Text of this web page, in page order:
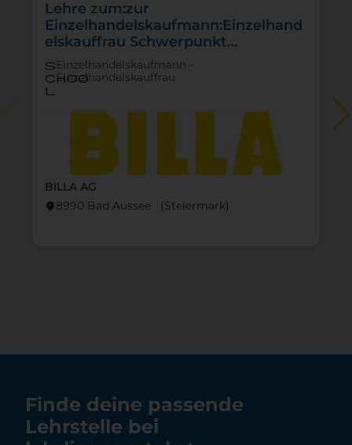
BILLA AG
location_on8990 Bad Aussee (Steier­mark)
Lehre zum:zur
Einzelhandelskaufmann:Einzelhand
elskauffrau Schwerpunkt
Feinkostfachverkauf
s
choo
l
Einzelhandelskaufmann -
Einzelhandelskauffrau
Finde deine passende
Lehrstelle bei